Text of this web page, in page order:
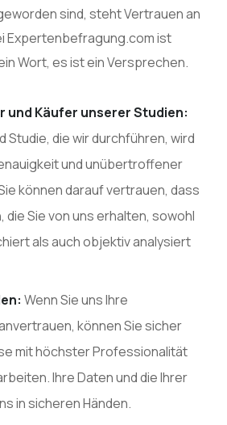
sind, steht Vertrauen an
Expertenbefragung.com ist
Wort, es ist ein Versprechen.
und Käufer unserer Studien:
Studie, die wir durchführen, wird
und unübertroffener
können darauf vertrauen, dass
die Sie von uns erhalten, sowohl
als auch objektiv analysiert
Wenn Sie uns Ihre
können Sie sicher
mit höchster Professionalität
Ihre Daten und die Ihrer
in sicheren Händen.